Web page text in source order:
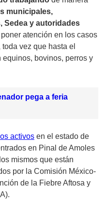
municipales,
Sedea y autoridades
atención en los casos
vez que hasta el
equinos, bovinos, perros y
pega a feria
activos en el estado de
en Pinal de Amoles
mismos que están
por la Comisión México-
de la Fiebre Aftosa y